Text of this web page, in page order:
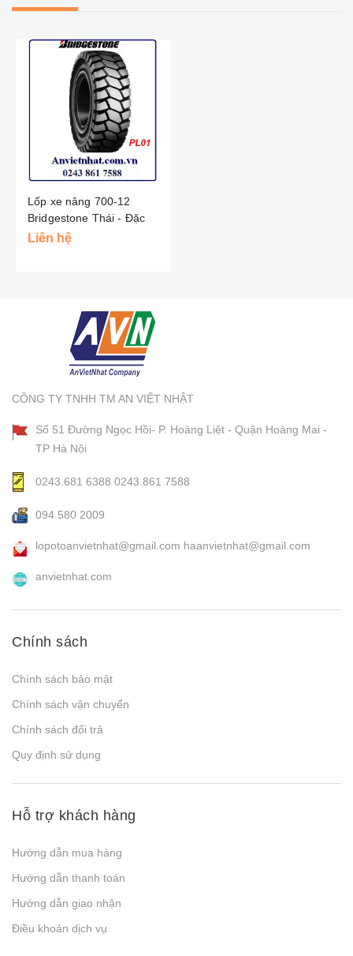
Lốp xe nâng 700-12
Bridgestone Thái - Đặc
Liên hệ
CÔNG TY TNHH TM AN VIỆT NHẬT
Số 51 Đường Ngọc Hồi- P. Hoàng Liệt - Quận Hoàng Mai -
TP Hà Nội
0243.681 6388 0243.861 7588
094 580 2009
lopotoanvietnhat@gmail.com haanvietnhat@gmail.com
anvietnhat.com
Chính sách
Chính sách bảo mật
Chính sách vận chuyển
Chính sách đổi trả
Quy định sử dụng
Hỗ trợ khách hàng
Hướng dẫn mua hàng
Hướng dẫn thanh toán
Hướng dẫn giao nhận
Điều khoản dịch vụ